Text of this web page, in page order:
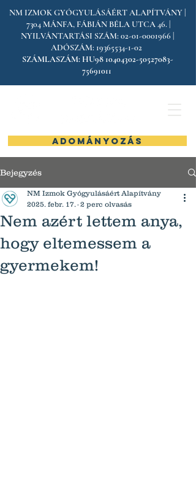
ADOMÁNYOZÁS
NM IZMOK GYÓGYULÁSÁÉRT ALAPÍTVÁNY |
7304 MÁNFA, FÁBIÁN BÉLA UTCA 46. |
NYILVÁNTARTÁSI SZÁM: 02-01-0001966
ADÓSZÁM: 19365534-1-02
SZÁMLASZÁM:HU98 10404302-50527083-
75691011
Bejegyzés
Nem azért lettem anya,
hogy eltemessem a
gyermekem!
NM Izmok Gyógyulásáért Alapítvány
2025. febr. 17.
2 perc olvasás